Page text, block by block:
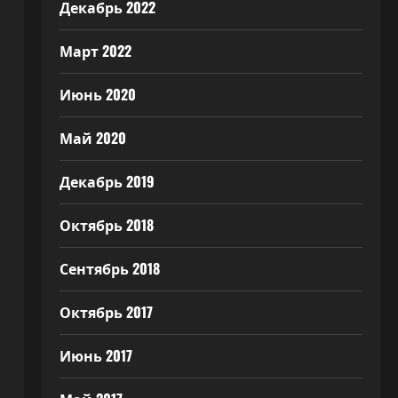
Декабрь 2022
Март 2022
Июнь 2020
Май 2020
Декабрь 2019
Октябрь 2018
Сентябрь 2018
Октябрь 2017
Июнь 2017